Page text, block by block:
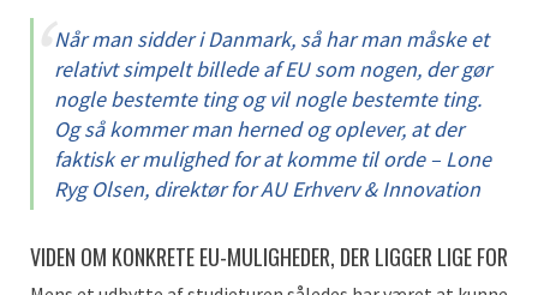
Når man sidder i Danmark, så har man måske et
relativt simpelt billede af EU som nogen, der gør
nogle bestemte ting og vil nogle bestemte ting.
Og så kommer man herned og oplever, at der
faktisk er mulighed for at komme til orde – Lone
Ryg Olsen, direktør for AU Erhverv & Innovation
VIDEN OM KONKRETE EU-MULIGHEDER, DER LIGGER LIGE FOR